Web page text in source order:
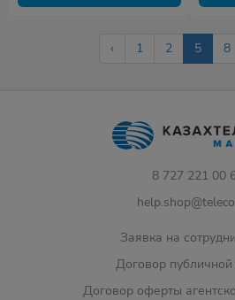
‹ 1 2 5 8
8 727 221 00
Заявка на
Договор
Договор оферты